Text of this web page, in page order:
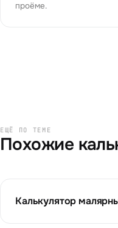
проёме.
ЕЩЁ ПО ТЕМЕ
Похожие
Калькулятор